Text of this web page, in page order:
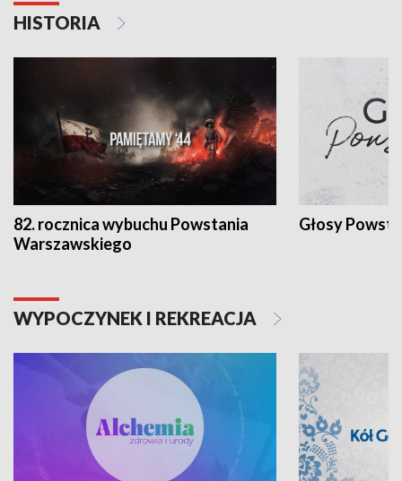
HISTORIA
82. rocznica wybuchu Powstania
Warszawskiego
Głosy
WYPOCZYNEK I REKREACJA